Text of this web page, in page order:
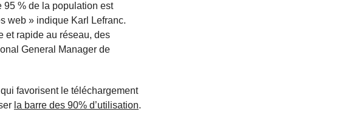
95 % de la population est
web » indique Karl Lefranc.
et rapide au réseau, des
General Manager de
favorisent le téléchargement
la barre des 90% d’utilisation.